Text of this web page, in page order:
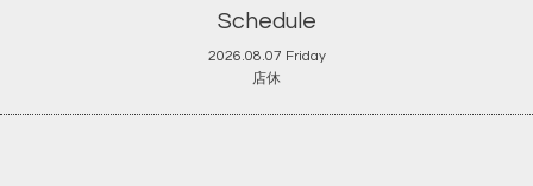
Schedule
2026.08.07 Friday
店休